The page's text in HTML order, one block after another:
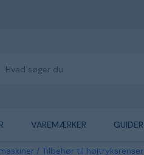
VAREMÆRKER GUIDER
Tilbehør til højtryksrenser